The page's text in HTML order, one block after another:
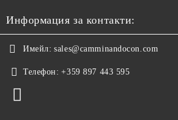
Информация за контакти:
Имейл: sales@camminandocon.com
Телефон: +359 897 443 595